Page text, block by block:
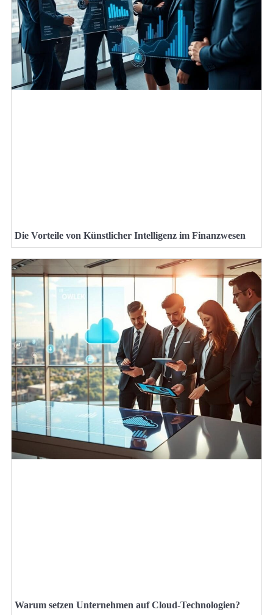
Die Vorteile von Künstlicher Intelligenz im Finanzwesen
Warum setzen Unternehmen auf Cloud-Technologien?